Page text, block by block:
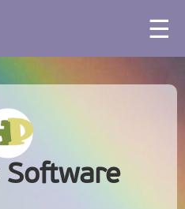
☰
Software